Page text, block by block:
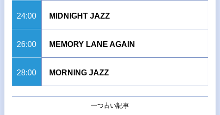
24:00 MIDNIGHT JAZZ
26:00 MEMORY LANE AGAIN
28:00 MORNING JAZZ
一つ古い記事